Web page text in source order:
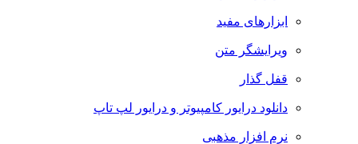
ابزارهای مفید
ویرایشگر متن
قفل گذار
دانلود درایور کامپیوتر و درایور لپ تاپ
نرم افزار مذهبی